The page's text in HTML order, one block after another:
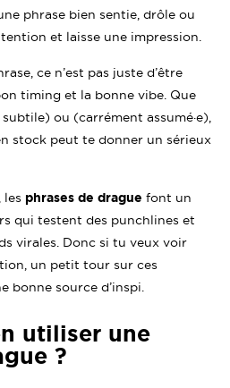
une phrase bien sentie, drôle ou
et laisse une impression.
ce n’est pas juste d’être
timing et la bonne vibe. Que
ou (carrément assumé·e),
stock peut te donner un sérieux
, les phrases de drague font un
qui testent des punchlines et
virales. Donc si tu veux voir
un petit tour sur ces
bonne source d’inspi.
utiliser une
?